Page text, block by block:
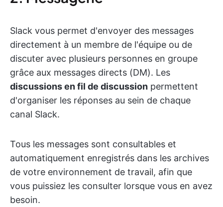
Slack vous permet d'envoyer des messages
directement à un membre de l'équipe ou de
discuter avec plusieurs personnes en groupe
grâce aux messages directs (DM). Les
discussions en fil de discussion permettent
d'organiser les réponses au sein de chaque
canal Slack.
Tous les messages sont consultables et
automatiquement enregistrés dans les archives
de votre environnement de travail, afin que
vous puissiez les consulter lorsque vous en avez
besoin.